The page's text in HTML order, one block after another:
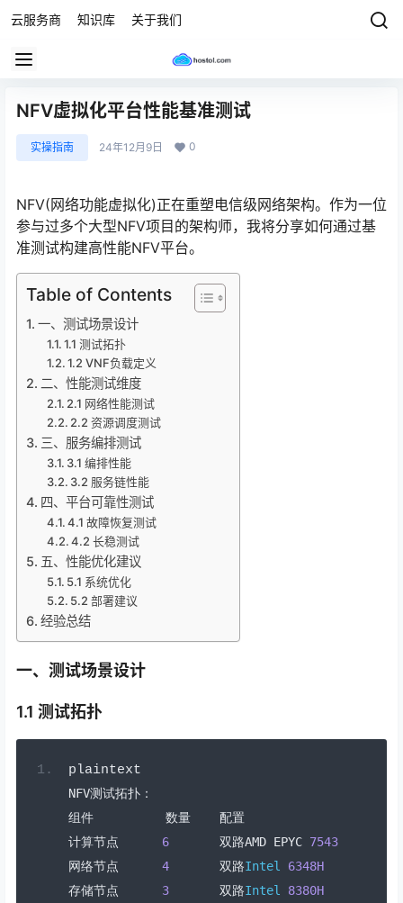
云服务商 知识库 关于我们
NFV虚拟化平台性能基准测试
实操指南 24年12月9日 0
NFV(网络功能虚拟化)正在重塑电信级网络架构。作为一位
参与过多个大型NFV项目的架构师，我将分享如何通过基
准测试构建高性能NFV平台。
Table of Contents
一、测试场景设计
1.1 测试拓扑
1.2 VNF负载定义
二、性能测试维度
2.1 网络性能测试
2.2 资源调度测试
三、服务编排测试
3.1 编排性能
3.2 服务链性能
四、平台可靠性测试
4.1 故障恢复测试
4.2 长稳测试
五、性能优化建议
5.1 系统优化
5.2 部署建议
经验总结
一、测试场景设计
1.1 测试拓扑
plaintext
NFV测试拓扑：
组件
数量 配置
计算节点
6 双路AMD EPYC 7543
网络节点
4 双路Intel 6348H
存储节点
3 双路Intel 8380H